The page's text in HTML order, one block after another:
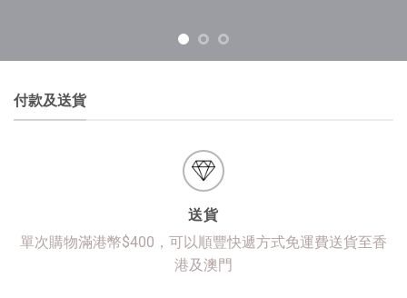
付款及送貨
送貨
單次購物滿港幣$400，可以順豐快遞方式免運費送貨至香
港及澳門